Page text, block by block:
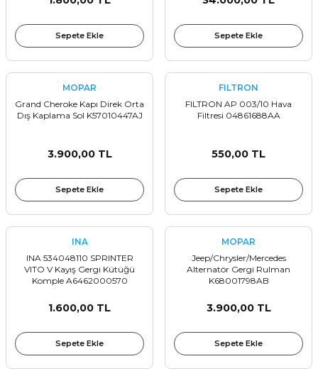
Sepete Ekle Sepete Ekle
MOPAR
Grand Cheroke Kapı Direk Orta
Dış Kaplama Sol K57010447AJ
3.900,00 TL
Sepete Ekle
FILTRON
FILTRON AP 003/10 Hava
Filtresi 04861688AA
550,00 TL
Sepete Ekle
INA
INA 534048110 SPRINTER
VITO V Kayış Gergi Kütüğü
Komple A6462000570
1.600,00 TL
Sepete Ekle
MOPAR
Jeep/Chrysler/Mercedes
Alternatör Gergi Rulman
K68001798AB
3.900,00 TL
Sepete Ekle